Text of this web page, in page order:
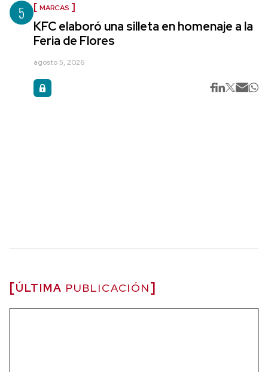
5 MARCAS
KFC elaboró una silleta en homenaje a la
Feria de Flores
agosto 5, 2026
ÚLTIMA PUBLICACIÓN